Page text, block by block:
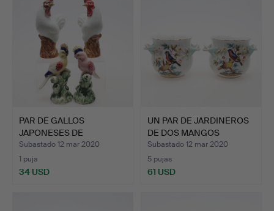
PAR DE GALLOS
JAPONESES DE
PORCELANA BLANC…
Subastado 12 mar 2020
1 puja
34 USD
UN PAR DE JARDINEROS
DE DOS MANGOS
DRESDEN.
Subastado 12 mar 2020
5 pujas
61 USD